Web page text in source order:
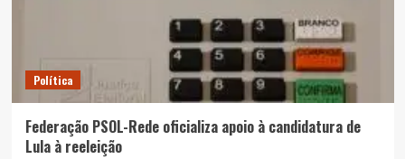
Política
Federação PSOL-Rede oficializa apoio à candidatura de
Lula à reeleição